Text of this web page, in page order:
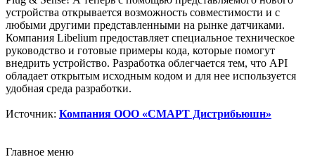
устройства открывается возможность совместимости и с
любыми другими представленными на рынке датчиками.
Компания Libelium предоставляет специальное техническое
руководство и готовые примеры кода, которые помогут
внедрить устройство. Разработка облегчается тем, что API
обладает открытым исходным кодом и для нее используется
удобная среда разработки.
Источник: Компания ООО «СМАРТ Дистрибьюшн»
Главное меню